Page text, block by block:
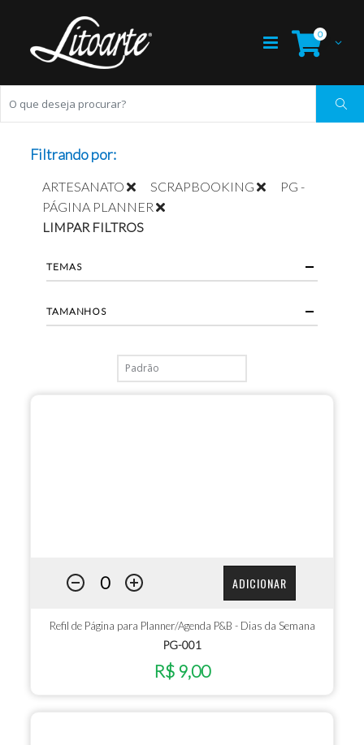
0
ADICIONAR
Refil de Página para Planner/Agenda P&B - Dias da Semana
PG-001
R$ 9,00
Filtrando por:
ARTESANATO SCRAPBOOKING
PG -
PÁGINA PLANNER
LIMPAR FILTROS
TEMAS
TAMANHOS